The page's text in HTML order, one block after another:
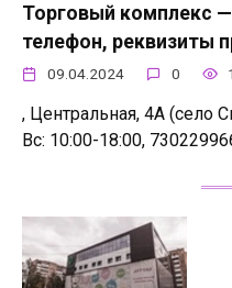
Торговый комплекс
телефон, реквизиты
09.04.2024 0
, Центральная, 4А (село
Вс: 10:00-18:00,